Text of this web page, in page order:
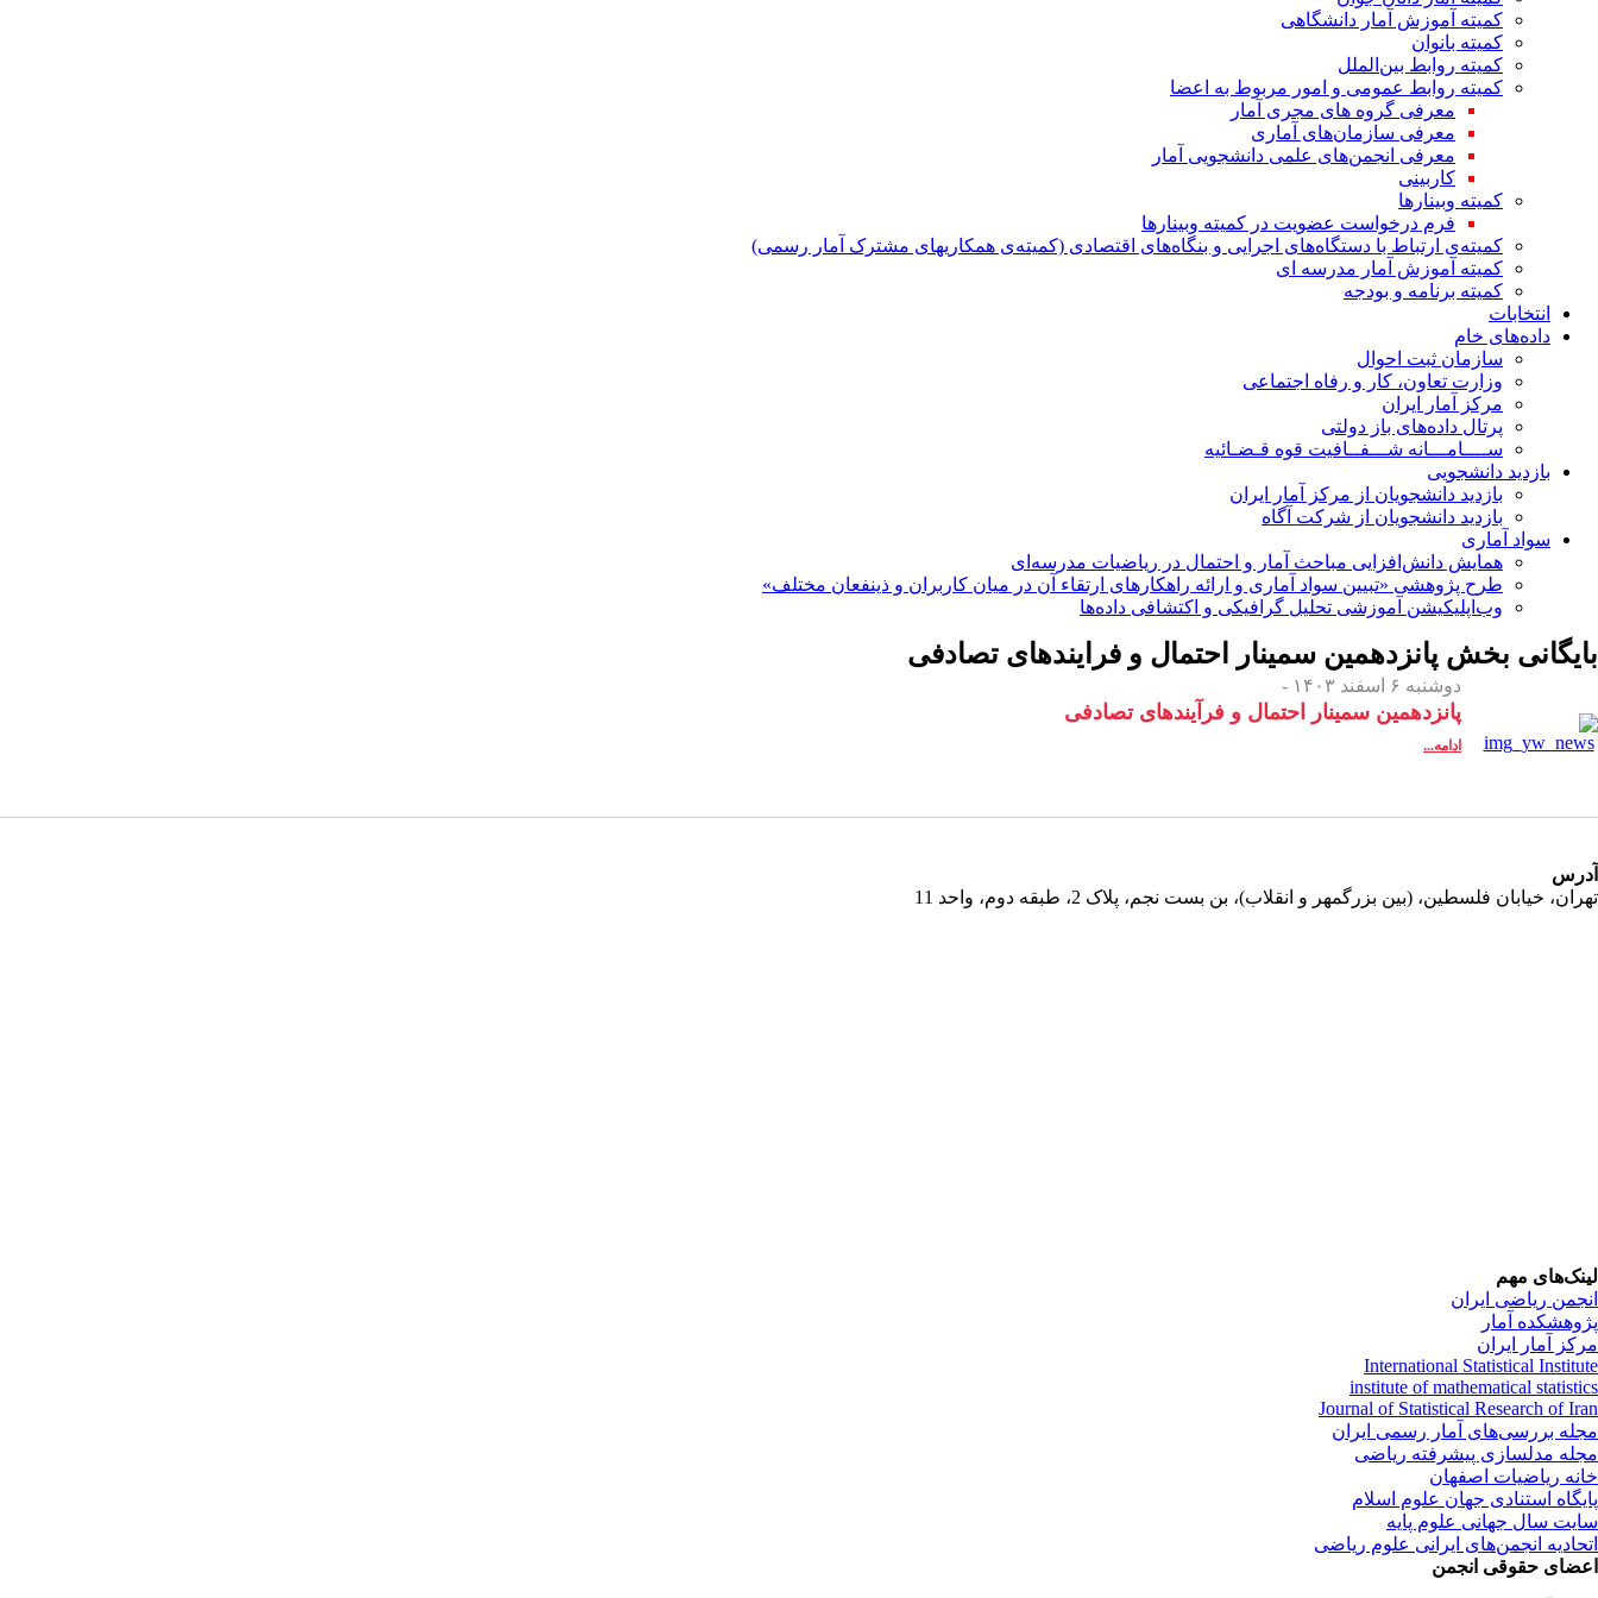
کمیته آموزش آمار دانشگاهی
کمیته بانوان
کمیته روابط بین‌الملل
کمیته روابط عمومی و امور مربوط به اعضا
معرفی گروه های مجری آمار
معرفی سازمان‌های آماری
معرفی انجمن‌های علمی دانشجویی آمار
کاربینی
کمیته وبینارها
فرم درخواست عضویت در کمیته وبینارها
کمیته‌ی ارتباط با دستگاه‌های اجرایی و بنگاه‌های اقتصادی (کمیته‌ی همکاریهای مشترک آمار رسمی)
کمیته آموزش آمار مدرسه ای
کمیته برنامه و بودجه
انتخابات
داده‌های خام
سازمان ثبت احوال
وزارت تعاون، کار و رفاه اجتماعی
مرکز آمار ایران
پرتال داده‌های باز دولتی
ســــامـــانه شـــفــافیت قوه قـضـائیه
بازدید دانشجویی
بازدید دانشجویان از مرکز آمار ایران
بازدید دانشجویان از شرکت آگاه
سواد آماری
همایش دانش‌افزایی مباحث آمار و احتمال در ریاضیات مدرسه‌ای
طرح پژوهشی «تبیین سواد آماری و ارائه راهکارهای ارتقاء آن در میان کاربران و ذینفعان مختلف»
وب‌اپلیکیشن آموزشی تحلیل گرافیکی و اکتشافی داده‌ها
بایگانی بخش پانزدهمین سمینار احتمال و فرایندهای تصادفی
دوشنبه ۶ اسفند ۱۴۰۳ -
پانزدهمین سمینار احتمال و فرآیندهای تصادفی
ادامه...
آدرس
تهران، خیابان فلسطین، (بین بزرگمهر و انقلاب)، بن بست نجم، پلاک 2، طبقه دوم، واحد 11
لینک‌های مهم
انجمن ریاضی ایران
پژوهشکده آمار
مرکز آمار ایران
International Statistical Institute
institute of mathematical statistics
Journal of Statistical Research of Iran
مجله بررسی‌های آمار رسمی ایران
مجله مدلسازی پیشرفته ریاضی
خانه ریاضیات اصفهان
پایگاه استنادی جهان علوم اسلام
سایت سال جهانی علوم پایه
اتحادیه انجمن‌های ایرانی علوم ریاضی
اعضای حقوقی انجمن